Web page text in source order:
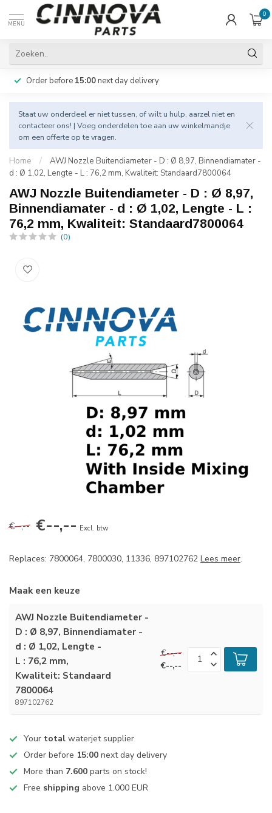
MENU
0
Order before 15:00next day delivery
Staat uw onderdeel er niet tussen, of wilt u hulp, aarzel niet en
contacteer ons! | Voeg onderdelen toe aan uw winkelmandje
om een offerte op te vragen.
Home /
AWJ Nozzle Buitendiameter - D : Ø 8,97, Binnendiamater -
d : Ø 1,02, Lengte - L : 76,2 mm, Kwaliteit: Standaard7800064
AWJ Nozzle Buitendiameter - D : Ø 8,97,
Binnendiamater - d : Ø 1,02, Lengte - L :
76,2 mm, Kwaliteit: Standaard7800064
(0)
€--,-- €--,-- Excl. btw
Replaces: 7800064, 7800030, 11336, 897102762 Lees meer.
Maak een keuze
AWJ Nozzle Buitendiameter -
D : Ø 8,97, Binnendiamater -
d : Ø 1,02, Lengte -
L : 76,2 mm,
Kwaliteit: Standaard
7800064
897102762
€--,--
€--,--
Your total waterjet supplier
Order before 15:00 next day delivery
More than 7.600 parts on stock!
Free shipping above 1.000 EUR